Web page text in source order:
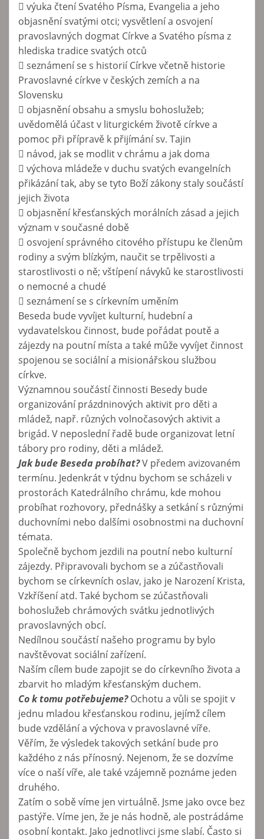
 výuka čtení Svatého Písma, Evangelia a jeho
objasnění svatými otci; vysvětlení a osvojení
pravoslavných dogmat Církve a Svatého písma z
hlediska tradice svatých otců
 seznámení se s historií Církve včetně historie
Pravoslavné církve v českých zemích a na
Slovensku
 objasnění obsahu a smyslu bohoslužeb;
uvědomělá účast v liturgickém životě církve a
pomoc při přípravě k přijímání sv. Tajin
 návod, jak se modlit v chrámu a jak doma
 výchova mládeže v duchu svatých evangelních
přikázání tak, aby se tyto Boží zákony staly součástí
jejich života
 objasnění křesťanských morálních zásad a jejich
význam v současné době
 osvojení správného citového přístupu ke členům
rodiny a svým blízkým, naučit se trpělivosti a
starostlivosti o ně; vštípení návyků ke starostlivosti
o nemocné a chudé
 seznámení se s církevním uměním
Beseda bude vyvíjet kulturní, hudební a
vydavatelskou činnost, bude pořádat poutě a
zájezdy na poutní místa a také může vyvíjet činnost
spojenou se sociální a misionářskou službou
církve.
Významnou součástí činnosti Besedy bude
organizování prázdninových aktivit pro děti a
mládež, např. různých volnočasových aktivit a
brigád. V neposlední řadě bude organizovat letní
tábory pro rodiny, děti a mládež.
Jak bude Beseda probíhat?V předem avizovaném
termínu. Jedenkrát v týdnu bychom se scházeli v
prostorách Katedrálního chrámu, kde mohou
probíhat rozhovory, přednášky a setkání s různými
duchovními nebo dalšími osobnostmi na duchovní
témata.
Společně bychom jezdili na poutní nebo kulturní
zájezdy. Připravovali bychom se a zúčastňovali
bychom se církevních oslav, jako je Narození Krista,
Vzkříšení atd. Také bychom se zúčastňovali
bohoslužeb chrámových svátku jednotlivých
pravoslavných obcí.
Nedílnou součástí našeho programu by bylo
navštěvovat sociální zařízení.
Naším cílem bude zapojit se do církevního života a
zbarvit ho mladým křesťanským duchem.
Co k tomu potřebujeme?Ochotu a vůli se spojit v
jednu mladou křesťanskou rodinu, jejímž cílem
bude vzdělání a výchova v pravoslavné víře.
Věřím, že výsledek takových setkání bude pro
každého z nás přínosný. Nejenom, že se dozvíme
více o naší víře, ale také vzájemně poznáme jeden
druhého.
Zatím o sobě víme jen virtuálně. Jsme jako ovce bez
pastýře. Víme jen, že je nás hodně, ale postrádáme
osobní kontakt. Jako jednotlivci jsme slabí. Často si